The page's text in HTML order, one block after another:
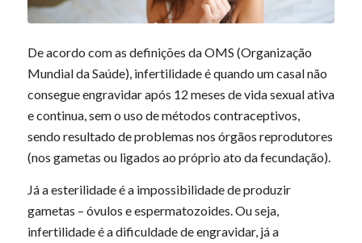
De acordo com as definições da OMS (Organização
Mundial da Saúde), infertilidade é quando um casal não
consegue engravidar após 12 meses de vida sexual ativa
e continua, sem o uso de métodos contraceptivos,
sendo resultado de problemas nos órgãos reprodutores
(nos gametas ou ligados ao próprio ato da fecundação).
Já a esterilidade é a impossibilidade de produzir
gametas – óvulos e espermatozoides. Ou seja,
infertilidade é a dificuldade de engravidar, já a